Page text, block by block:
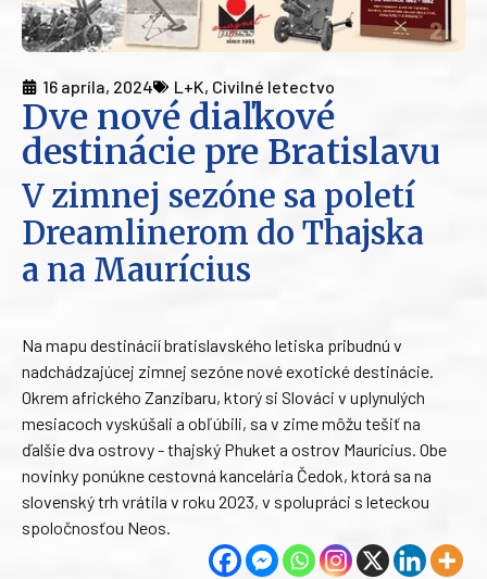
16 apríla, 2024 L+K, Civilné letectvo
Dve nové diaľkové
destinácie pre Bratislavu
V zimnej sezóne sa poletí
Dreamlinerom do Thajska
a na Maurícius
Na mapu destinácií bratislavského letiska pribudnú v
nadchádzajúcej zimnej sezóne nové exotické destinácie.
Okrem afrického Zanzibaru, ktorý si Slováci v uplynulých
mesiacoch vyskúšali a obľúbili, sa v zime môžu tešiť na
ďalšie dva ostrovy - thajský Phuket a ostrov Maurícius. Obe
novinky ponúkne cestovná kancelária Čedok, ktorá sa na
slovenský trh vrátila v roku 2023, v spolupráci s leteckou
spoločnosťou Neos.